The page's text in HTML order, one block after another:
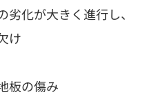
化が大きく進行し、
け
板の傷み